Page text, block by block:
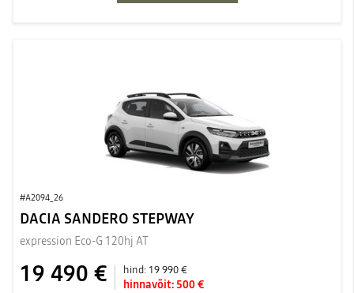
#A2094_26
DACIA SANDERO STEPWAY
expression Eco-G 120hj AT
19 490 € hind: 19 990 €
hinnavõit: 500 €